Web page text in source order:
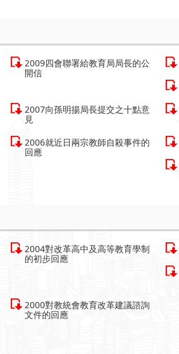
2009四會聯署給教育局局長的公
開信
2007向孫明揚局長提交之十點意
見
2006就近日兩宗教師自殺事件的
回應
2004對改革高中及高等教育學制
的初步回應
2000對教統會教育改革建議諮詢
文件的回應